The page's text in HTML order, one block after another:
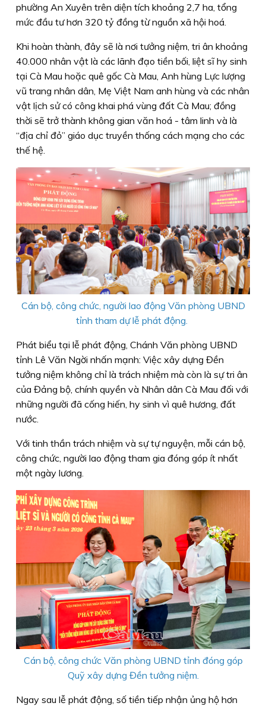
phường An Xuyên trên diện tích khoảng 2,7 ha, tổng
mức đầu tư hơn 320 tỷ đồng từ nguồn xã hội hoá.
Khi hoàn thành, đây sẽ là nơi tưởng niệm, tri ân khoảng
40.000 nhân vật là các lãnh đạo tiền bối, liệt sĩ hy sinh
tại Cà Mau hoặc quê gốc Cà Mau, Anh hùng Lực lượng
vũ trang nhân dân, Mẹ Việt Nam anh hùng và các nhân
vật lịch sử có công khai phá vùng đất Cà Mau; đồng
thời sẽ trở thành không gian văn hoá - tâm linh và là
“địa chỉ đỏ” giáo dục truyền thống cách mạng cho các
thế hệ.
Cán bộ, công chức, người lao động Văn phòng UBND
tỉnh tham dự lễ phát động.
Phát biểu tại lễ phát động, Chánh Văn phòng UBND
tỉnh Lê Văn Ngời nhấn mạnh: Việc xây dựng Đền
tưởng niệm không chỉ là trách nhiệm mà còn là sự tri ân
của Đảng bộ, chính quyền và Nhân dân Cà Mau đối với
những người đã cống hiến, hy sinh vì quê hương, đất
nước.
Với tinh thần trách nhiệm và sự tự nguyện, mỗi cán bộ,
công chức, người lao động tham gia đóng góp ít nhất
một ngày lương.
Cán bộ, công chức Văn phòng UBND tỉnh đóng góp
Quỹ xây dựng Đền tưởng niệm.
Ngay sau lễ phát động, số tiền tiếp nhận ủng hộ hơn